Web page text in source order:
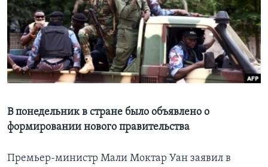
Learning English
СОЦИАЛЬНЫЕ СЕТИ
Языки
В понедельник в стране было объявлено о
формировании нового правительства
Премьер-министр Мали Моктар Уан заявил в